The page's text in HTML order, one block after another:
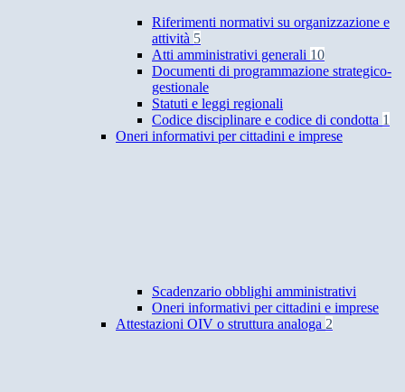
Riferimenti normativi su organizzazione e
attività 5
Atti amministrativi generali 10
Documenti di programmazione strategico-
gestionale
Statuti e leggi regionali
Codice disciplinare e codice di condotta 1
Oneri informativi per cittadini e imprese
Scadenzario obblighi amministrativi
Oneri informativi per cittadini e imprese
Attestazioni OIV o struttura analoga 2